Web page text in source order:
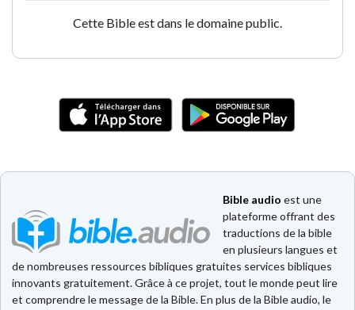
Cette Bible est dans le domaine public.
Bible audio est une
plateforme offrant des
traductions de la bible
en plusieurs langues et
de nombreuses ressources bibliques gratuites services bibliques
innovants gratuitement. Grâce à ce projet, tout le monde peut lire
et comprendre le message de la Bible. En plus de la Bible audio, le